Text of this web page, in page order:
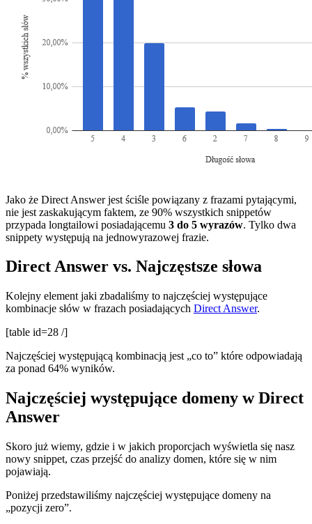
Jako że Direct Answer jest ściśle powiązany z frazami pytającymi,
nie jest zaskakującym faktem, ze 90% wszystkich snippetów
przypada longtailowi posiadającemu 3 do 5 wyrazów. Tylko dwa
snippety występują na jednowyrazowej frazie.
Direct Answer vs. Najczęstsze słowa
Kolejny element jaki zbadaliśmy to najczęściej występujące
kombinacje słów w frazach posiadających Direct Answer.
[table id=28 /]
Najczęściej występującą kombinacją jest „co to” które odpowiadają
za ponad 64% wyników.
Najczęściej występujące domeny w Direct
Answer
Skoro już wiemy, gdzie i w jakich proporcjach wyświetla się nasz
nowy snippet, czas przejść do analizy domen, które się w nim
pojawiają.
Poniżej przedstawiliśmy najczęściej występujące domeny na
„pozycji zero”.